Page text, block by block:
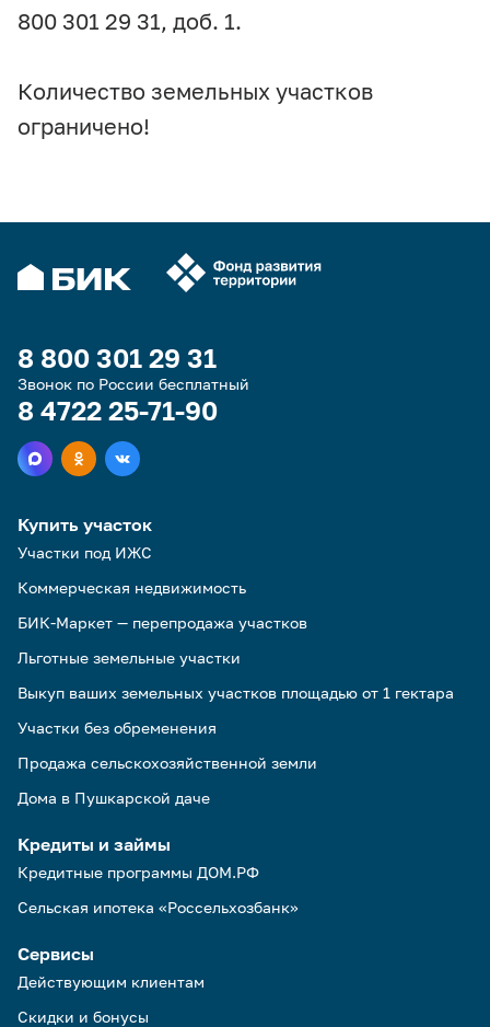
800 301 29 31, доб. 1.
Количество земельных участков
ограничено!
8 800 301 29 31
Звонок по России бесплатный
8 4722 25-71-90
Купить участок
Участки под ИЖС
Коммерческая недвижимость
БИК-Маркет — перепродажа участков
Льготные земельные участки
Выкуп ваших земельных участков площадью от 1 гектара
Участки без обременения
Продажа сельскохозяйственной земли
Дома в Пушкарской даче
Кредиты и займы
Кредитные программы ДОМ.РФ
Сельская ипотека «Россельхозбанк»
Сервисы
Действующим клиентам
Скидки и бонусы